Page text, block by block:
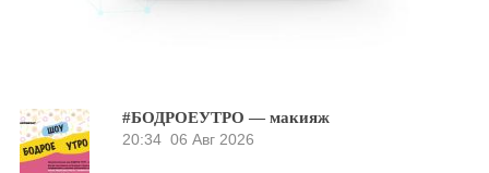
#БОДРОЕУТРО — макияж
20:34 06 Авг 2026